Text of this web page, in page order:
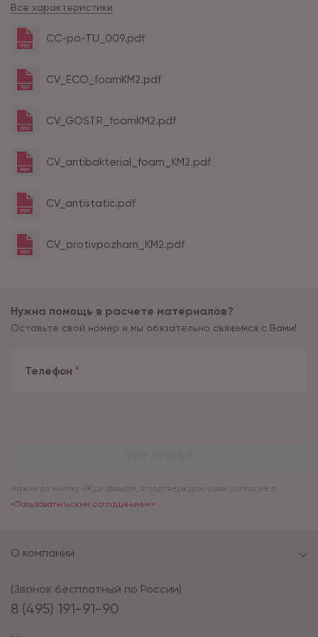
Все характеристики
CC-po-TU_009.pdf
CV_ECO_foamKM2.pdf
CV_GOSTR_foamKM2.pdf
CV_antibakterial_foam_KM2.pdf
CV_antistatic.pdf
CV_protivpozharn_KM2.pdf
Нужна помощь в расчете материалов?
Оставьте свой номер и мы обязательно свяжемся с Вами!
Телефон *
Нажимая кнопку «Жду звонка», я подтверждаю свое согласие с
«Пользовательским соглашением»
8 (495) 191-91-90
(Звонок бесплатный по России)
О компании